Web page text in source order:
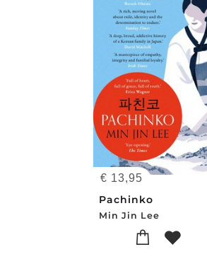
€ 13,95
Pachinko
Min Jin Lee